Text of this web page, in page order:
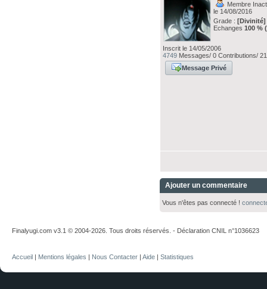
Membre
le 14/08/2016
Grade :[Divinité]
Echanges100 % (
Inscrit le 14/05/2006
4749 Messages/ 0 Contributions/
Message Privé
Ajouter un commentaire
Vous n'êtes pas connecté !
Finalyugi.com v3.1 © 2004-2026. Tous droits réservés. - Déclaration CNIL n°1036623
Accueil | Mentions légales | Nous Contacter | Aide | Statistiques